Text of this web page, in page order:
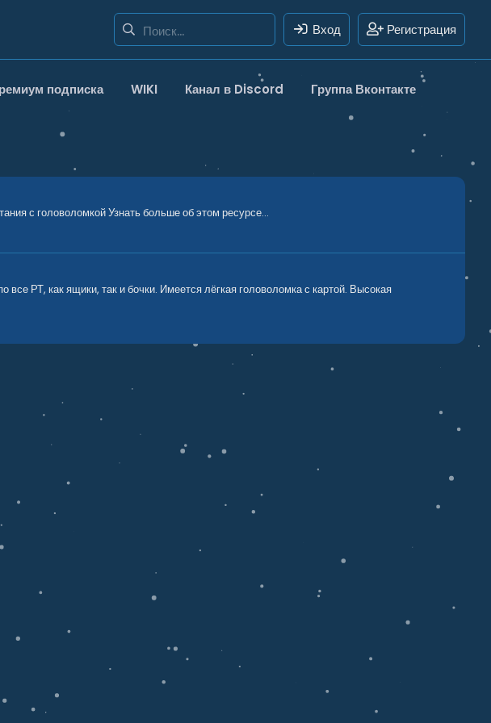
Вход Регистрация
подписка WIKI Канал в Discord Группа Вконтакте
с головоломкой Узнать больше об этом ресурсе...
РТ, как ящики, так и бочки. Имеется лёгкая головоломка с картой. Высокая